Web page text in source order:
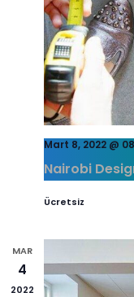
Mart 8, 2022 @
Nairobi
Ücretsiz
MAR
4
2022